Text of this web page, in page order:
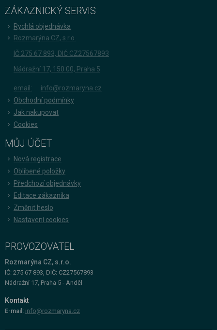
ZÁKAZNICKÝ SERVIS
Rychlá objednávka
Rozmarýna CZ, s.r.o.
IČ 275 67 893, DIČ CZ27567893
Nádražní 17, 150 00, Praha 5
email:
info@rozmaryna.cz
Obchodní podmínky
Jak nakupovat
Cookies
MŮJ ÚČET
Nová registrace
Oblíbené položky
Předchozí objednávky
Editace zákazníka
Změnit heslo
Nastavení cookies
PROVOZOVATEL
Rozmarýna CZ, s.r.o.
IČ: 275 67 893, DIČ: CZ27567893
Nádražní 17, Praha 5 - Anděl
Kontakt
E-mail: info@rozmaryna.cz